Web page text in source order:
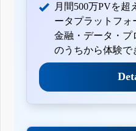
月間500万PVを
ータプラットフォ
金融・データ・プ
のうちから体験で